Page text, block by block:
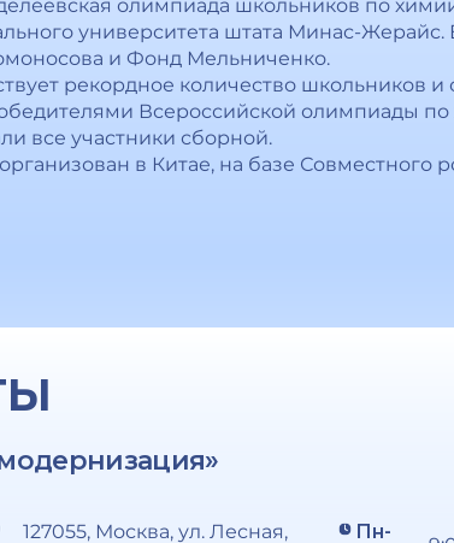
олимпиада школьников по
университета штата Минас-
и Фонд Мельниченко.
рекордное количество школьников и
Всероссийской олимпиады
все участники сборной.
в Китае, на базе Совместного
127055, Москва, ул. Лесная, Пн-